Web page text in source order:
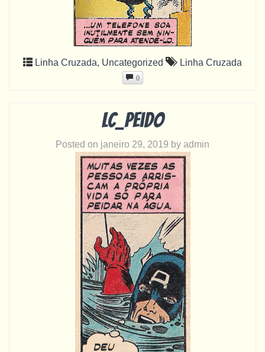
Linha Cruzada, Uncategorized Linha Cruzada
0
LC_peido
Posted on janeiro 29, 2019 by admin